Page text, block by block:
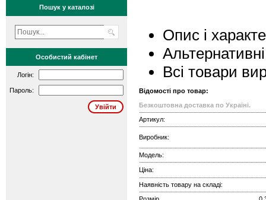
Пошук у каталозі
Особистий кабінет
Логін:
Пароль:
Опис і
Всі товари
Відомості про товар:
Безкоштовна доставка по Україні.
Артикул:
Виробник:
Модель:
Ціна:
Наявність товару на складі: